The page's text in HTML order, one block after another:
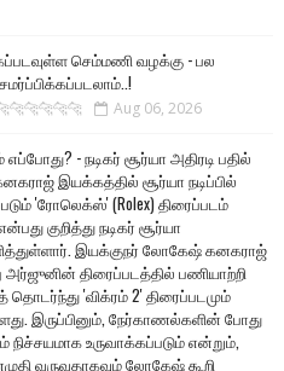
செம்மணி வழக்கு - பல
Aug 06, 2026
- நடிகர் சூர்யா அதிரடி பதில்
இயக்கத்தில் சூர்யா நடிப்பில்
'ரோலெக்ஸ்' (Rolex) திரைப்படம்
குறித்து நடிகர் சூர்யா
இயக்குநர் லோகேஷ் கனகராஜ்
அர்ஜுனின் திரைப்படத்தில் பணியாற்றி
'விக்ரம் 2' திரைப்படமும்
இருப்பினும், நேர்காணல்களின் போது
உருவாக்கப்படும் என்றும்,
வருவதாகவும் லோகேஷ் கூறி